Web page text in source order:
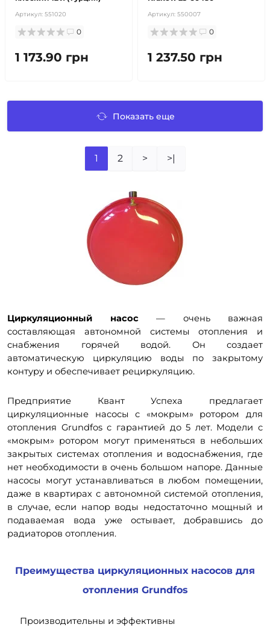
Артикул: 551020
0
1 173.90 грн
Артикул: 550007
0
1 237.50 грн
Показать еще
1 2 > >|
Циркуляционный насос— очень важная
составляющая автономной системы отопления и
снабжения горячей водой. Он создает
автоматическую циркуляцию воды по закрытому
контуру и обеспечивает рециркуляцию.
Предприятие Квант Успеха предлагает
циркуляционные насосы с «мокрым» ротором для
отопления Grundfos с гарантией до 5 лет. Модели с
«мокрым» ротором могут применяться в небольших
закрытых системах отопления и водоснабжения, где
нет необходимости в очень большом напоре. Данные
насосы могут устанавливаться в любом помещении,
даже в квартирах с автономной системой отопления,
в случае, если напор воды недостаточно мощный и
подаваемая вода уже остывает, добравшись до
радиаторов отопления.
Преимущества циркуляционных насосов для
отопления Grundfos
Производительны и эффективны